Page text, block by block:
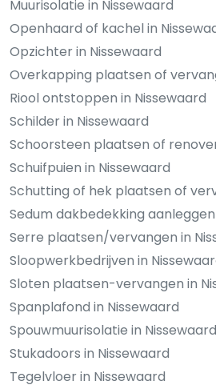
Muurisolatie in Nissewaard
Openhaard of kachel in
Opzichter in Nissewaard
Overkapping plaatsen of
Riool ontstoppen in Nissewaard
Schilder in Nissewaard
Schoorsteen plaatsen of
Schuifpuien in Nissewaard
Schutting of hek plaatsen of
Sedum dakbedekking
Serre plaatsen/vervangen in
Sloopwerkbedrijven in
Sloten plaatsen-vervangen in
Spanplafond in Nissewaard
Spouwmuurisolatie in Nissewaard
Stukadoors in Nissewaard
Tegelvloer in Nissewaard